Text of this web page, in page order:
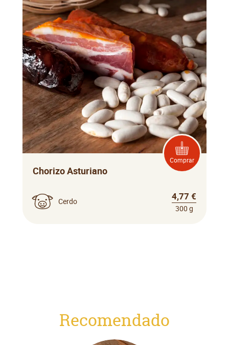
Comprar
Chorizo Asturiano
Cerdo 4,77 €
300 g
Recomendado